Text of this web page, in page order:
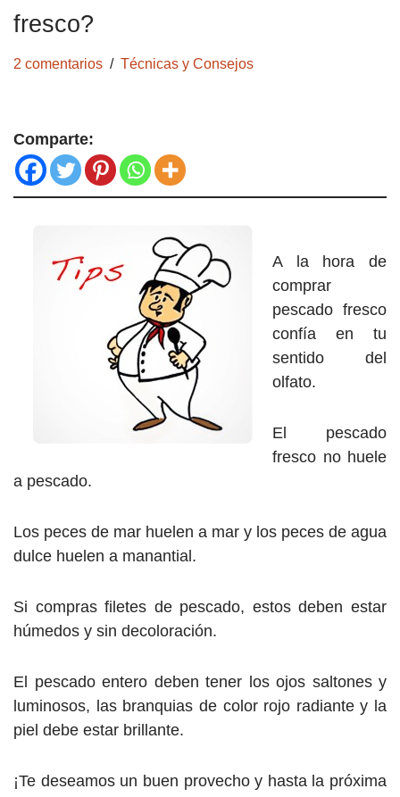
fresco?
2 comentarios Técnicas y Consejos
Comparte:
A la hora de
comprar
pescado fresco
confía en tu
sentido del
olfato.
El pescado
fresco no huele
a pescado.
Los peces de mar huelen a mar y los peces de agua
dulce huelen a manantial.
Si compras filetes de pescado, estos deben estar
húmedos y sin decoloración.
El pescado entero deben tener los ojos saltones y
luminosos, las branquias de color rojo radiante y la
piel debe estar brillante.
¡Te deseamos un buen provecho y hasta la próxima